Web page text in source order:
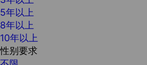
5年以上
8年以上
10年以上
性别要求